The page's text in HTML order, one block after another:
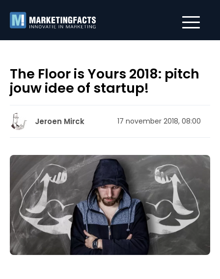
The Floor is Yours 2018: pitch
jouw idee of startup!
Jeroen Mirck 17 november 2018, 08:00